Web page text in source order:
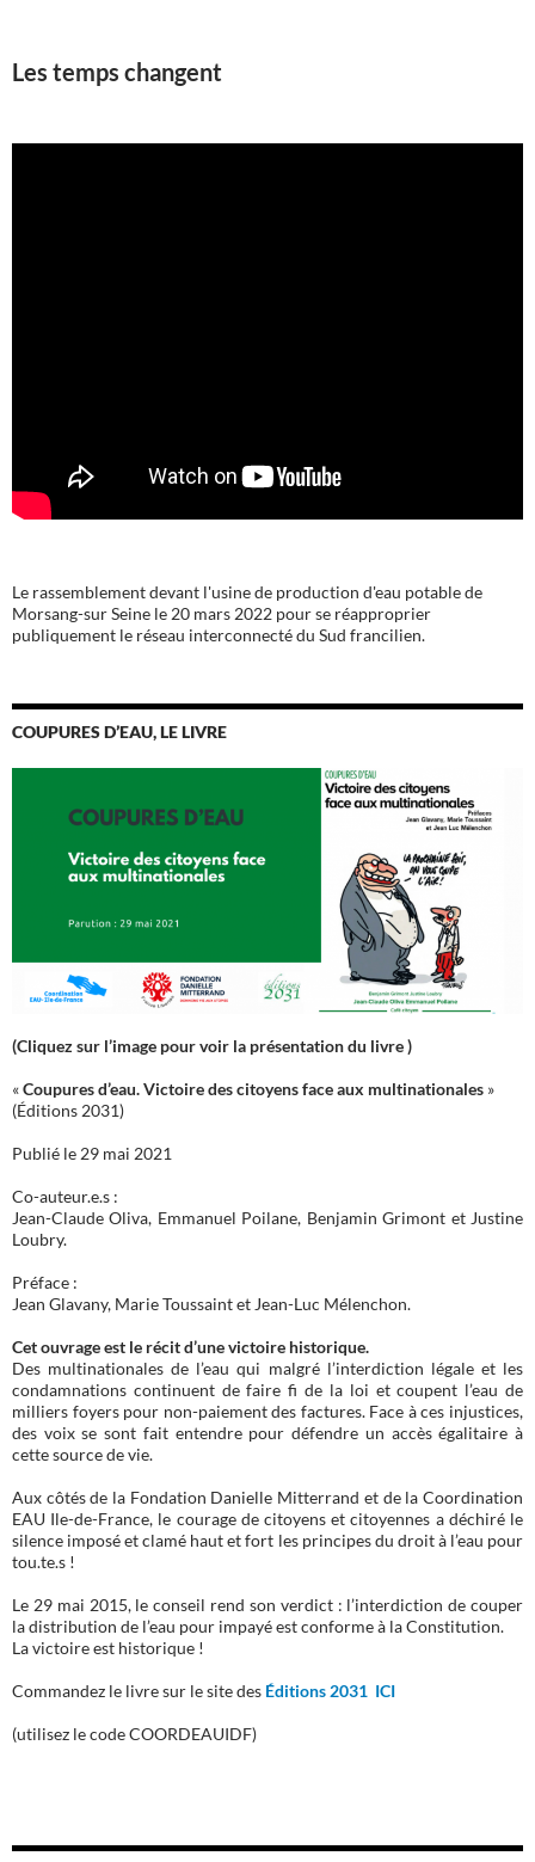
Les temps changent
Le rassemblement devant l'usine de production d'eau potable de
Morsang-sur Seine le 20 mars 2022 pour se réapproprier
publiquement le réseau interconnecté du Sud francilien.
COUPURES D’EAU, LE LIVRE
(Cliquez sur l’image pour voir la présentation du livre )
«Coupures d’eau. Victoire des citoyens face aux multinationales »
(Éditions 2031)
Publié le 29 mai 2021
Co-auteur.e.s :
Jean-Claude Oliva, Emmanuel Poilane, Benjamin Grimont et Justine
Loubry.
Préface :
Jean Glavany, Marie Toussaint et Jean-Luc Mélenchon.
Cet ouvrage est le récit d’une victoire historique.
Des multinationales de l’eau qui malgré l’interdiction légale et les
condamnations continuent de faire fi de la loi et coupent l’eau de
milliers foyers pour non-paiement des factures. Face à ces injustices,
des voix se sont fait entendre pour défendre un accès égalitaire à
cette source de vie.
Aux côtés de la Fondation Danielle Mitterrand et de la Coordination
EAU Ile-de-France, le courage de citoyens et citoyennes a déchiré le
silence imposé et clamé haut et fort les principes du droit à l’eau pour
tou.te.s !
Le 29 mai 2015, le conseil rend son verdict : l’interdiction de couper
la distribution de l’eau pour impayé est conforme à la Constitution.
La victoire est historique !
Commandez le livre sur le site des Éditions 2031 ICI
(utilisez le code COORDEAUIDF)